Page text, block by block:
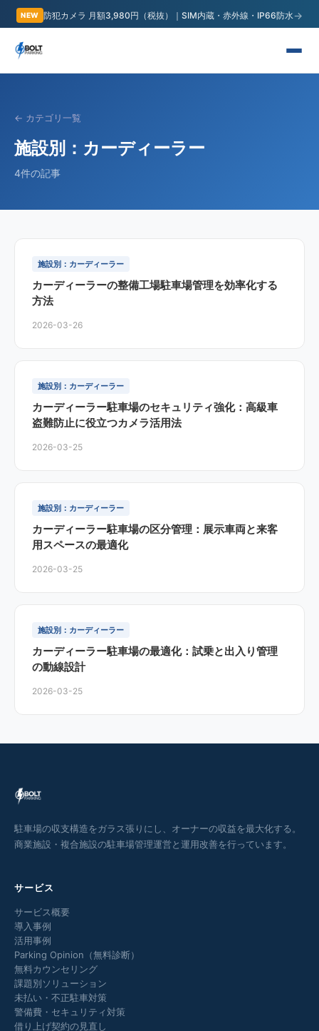
NEW 防犯カメラ 月額3,980円（税抜）｜SIM内蔵・赤外線・IP66防水→
← カテゴリ一覧
施設別：カーディーラー
4件の記事
施設別：カーディーラー
カーディーラーの整備工場駐車場管理を効率化する
方法
2026-03-26
施設別：カーディーラー
カーディーラー駐車場のセキュリティ強化：高級車
盗難防止に役立つカメラ活用法
2026-03-25
施設別：カーディーラー
カーディーラー駐車場の区分管理：展示車両と来客
用スペースの最適化
2026-03-25
施設別：カーディーラー
カーディーラー駐車場の最適化：試乗と出入り管理
の動線設計
2026-03-25
駐車場の収支構造をガラス張りにし、オーナーの収益を最大化する。
商業施設・複合施設の駐車場管理運営と運用改善を行っています。
サービス
サービス概要
導入事例
活用事例
Parking Opinion（無料診断）
無料カウンセリング
課題別ソリューション
未払い・不正駐車対策
警備費・セキュリティ対策
借り上げ契約の見直し